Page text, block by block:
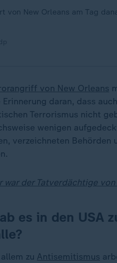
von New Orleans am Tag
von New Orleans
Erinnerung daran, dass
Terrorismus nicht
wenigen
verzeichneten Behörden
war der Tatverdächtige
es in den USA
zu Antisemitismus